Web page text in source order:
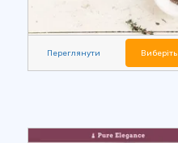
Переглянути Виберіть